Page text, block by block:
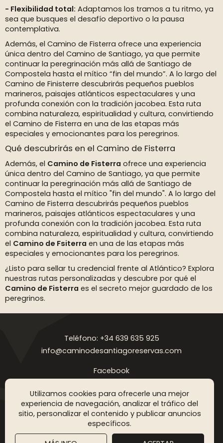
Utilizamos cookies para ofrecerle una mejor
experiencia de navegación, analizar el tráfico del
sitio, personalizar el contenido y publicar anuncios
específicos.
Flexibilidad total: Adaptamos los tramos a tu ritmo, ya
sea que busques el desafío deportivo o la pausa
contemplativa.
Además, el Camino de Fisterra ofrece una experiencia
única dentro del Camino de Santiago, ya que permite
continuar la peregrinación más allá de Santiago de
Compostela hasta el mítico “fin del mundo”. A lo largo del
Camino de Finisterre descubrirás pequeños pueblos
marineros, paisajes atlánticos espectaculares y una
profunda conexión con la tradición jacobea. Esta ruta
combina naturaleza, espiritualidad y cultura, convirtiendo
el Camino de Fisterra en una de las etapas más
especiales y emocionantes para los peregrinos.
Qué descubrirás en el Camino de Fisterra
Además, el Camino de Fisterra ofrece una experiencia
única dentro del Camino de Santiago, ya que permite
continuar la peregrinación más allá de Santiago de
Compostela hasta el mítico "fin del mundo". A lo largo del
Camino de Fisterra descubrirás pequeños pueblos
marineros, paisajes atlánticos espectaculares y una
profunda conexión con la tradición jacobea. Esta ruta
combina naturaleza, espiritualidad y cultura, convirtiendo
el Camino de Fsiterra en una de las etapas más
especiales y emocionantes para los peregrinos.
¿Listo para sellar tu credencial frente al Atlántico? Explora
nuestras rutas personalizadas y descubre por qué el
Camino de Fisterra es el secreto mejor guardado de los
peregrinos.
Teléfono: +34 639 635 925
info@caminodesantiagoreservas.com
Facebook
Aviso legal Política de privacidad Política de cookies FAQ Blog
Copyright © 2026 Camino de Santiago Reservas. Todos los
derechos reservados